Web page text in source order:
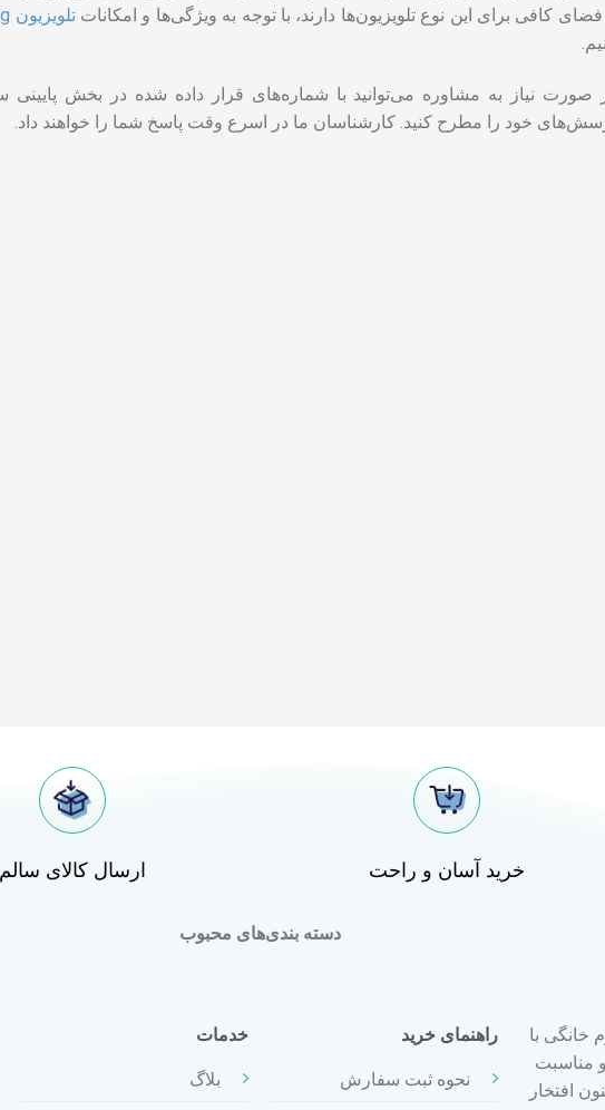
فضای کافی برای این نوع تلویزیون‌ها دارند، با توجه به ویژگی‌ها و امکاناتتلویزیون Samsung
صورت نیاز به مشاوره می‌توانید با شماره‌های قرار داده شده در بخش
خود را مطرح کنید. کارشناسان ما در اسرع وقت پاسخ شما را خواهند داد.
خرید آسان و راحت ارسال کالای سالم
دسته بندی‌های محبوب
لوازم خانگی با
و مناسبت
افتخار
راهنمای خرید
نحوه ثبت سفارش
خدمات
بلاگ